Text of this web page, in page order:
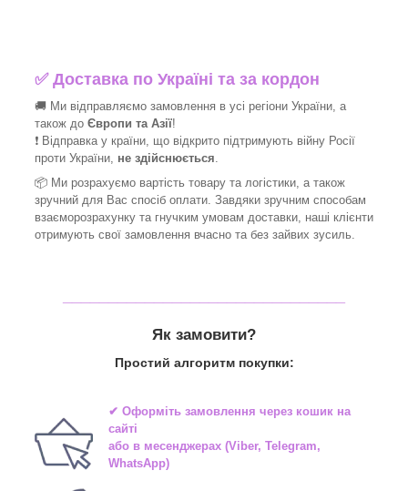
✅Доставка по Україні та за кордон
🚚 Ми відправляємо замовлення в усі регіони України, а
також до Європи та Азії!
❗ Відправка у країни, що відкрито підтримують війну Росії
проти України, не здійснюється
📦 Ми розрахуємо вартість товару та логістики, а також
зручний для Вас спосіб оплати. Завдяки зручним способам
взаєморозрахунку та гнучким умовам доставки, наші клієнти
отримують свої замовлення вчасно та без зайвих зусиль.
Як замовити?
Простий алгоритм покупки:
✔ Оформіть замовлення через кошик на
сайті
або в месенджерах(Viber, Telegram,
WhatsApp)